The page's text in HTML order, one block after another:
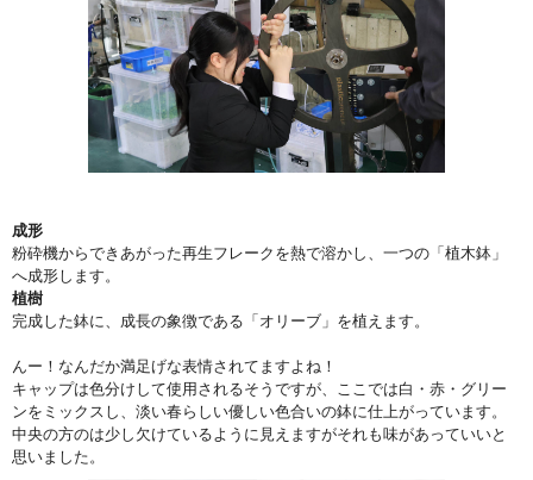
成形
粉砕機からできあがった再生フレークを熱で溶かし、一つの「植木鉢」
へ成形します。
植樹
完成した鉢に、成長の象徴である「オリーブ」を植えます。
んー！なんだか満足げな表情されてますよね！
キャップは色分けして使用されるそうですが、ここでは白・赤・グリー
ンをミックスし、淡い春らしい優しい色合いの鉢に仕上がっています。
中央の方のは少し欠けているように見えますがそれも味があっていいと
思いました。